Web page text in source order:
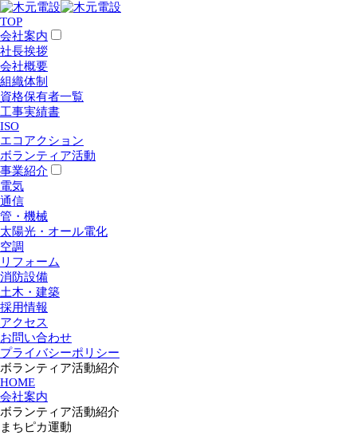
TOP
会社案内
社長挨拶
会社概要
組織体制
資格保有者一覧
工事実績書
ISO
エコアクション
ボランティア活動
事業紹介
電気
通信
管・機械
太陽光・オール電化
空調
リフォーム
消防設備
土木・建築
採用情報
アクセス
お問い合わせ
プライバシーポリシー
ボランティア活動紹介
HOME
会社案内
ボランティア活動紹介
まちピカ運動